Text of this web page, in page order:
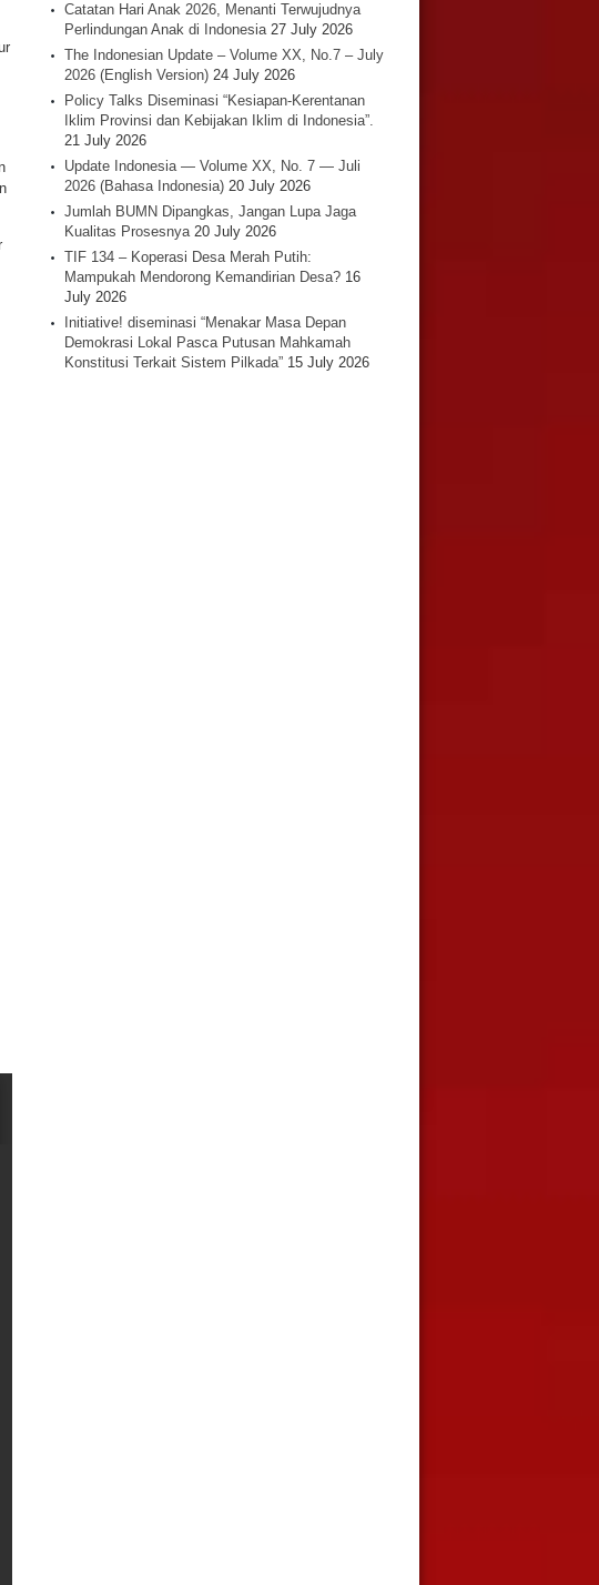
Catatan Hari Anak 2026, Menanti Terwujudnya
Perlindungan Anak di Indonesia 27 July 2026
The Indonesian Update – Volume XX, No.7 – July
2026 (English Version) 24 July 2026
Policy Talks Diseminasi “Kesiapan-Kerentanan
Iklim Provinsi dan Kebijakan Iklim di Indonesia”.
21 July 2026
Update Indonesia — Volume XX, No. 7 — Juli
2026 (Bahasa Indonesia) 20 July 2026
Jumlah BUMN Dipangkas, Jangan Lupa Jaga
Kualitas Prosesnya 20 July 2026
TIF 134 – Koperasi Desa Merah Putih:
Mampukah Mendorong Kemandirian Desa? 16
July 2026
Initiative! diseminasi “Menakar Masa Depan
Demokrasi Lokal Pasca Putusan Mahkamah
Konstitusi Terkait Sistem Pilkada” 15 July 2026